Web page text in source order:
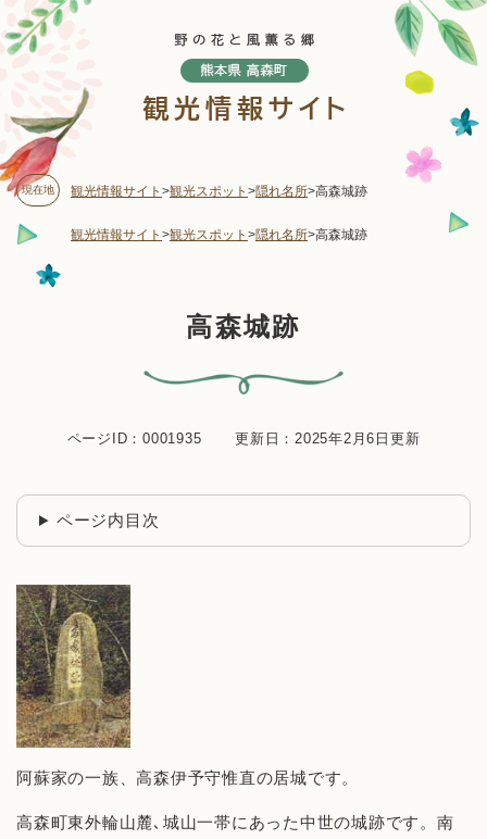
ー
ジ
頭
す
。 現在地 観光情報サイト >観光スポット >隠れ名所>高森城跡
観光情報サイト >観光スポット >隠れ名所>高森城跡
高森城跡
ページID：0001935 更新日：2025年2月6日更新
ページ内目次
阿蘇家の一族、高森伊予守惟直の居城です。
高森町東外輪山麓､城山一帯にあった中世の城跡です。南